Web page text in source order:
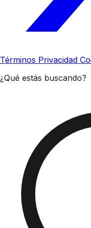
Términos Privacidad
¿Qué estás buscando?